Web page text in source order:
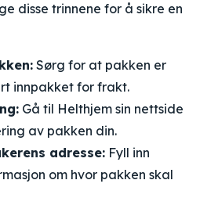
disse trinnene for å sikre en
Sørg for at pakken er
innpakket for frakt.
Gå til Helthjem sin nettside
av pakken din.
adresse: Fyll inn
om hvor pakken skal